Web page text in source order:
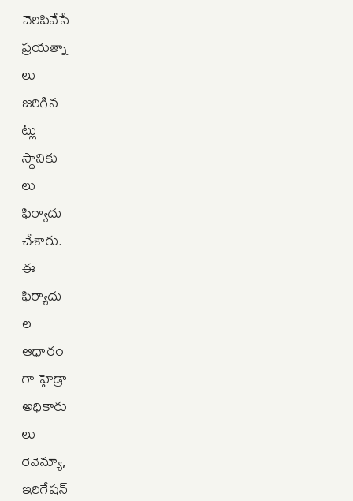
చెరిపివేసే
ప్రయత్నా
లు
జరిగిన
ట్లు
స్థానికు
లు
ఫిర్యాదు
చేశారు.
ఈ
ఫిర్యాదు
ల
ఆధారం
గా హైడ్రా
అధికారు
లు
రెవెన్యూ,
ఇరిగేషన్‌